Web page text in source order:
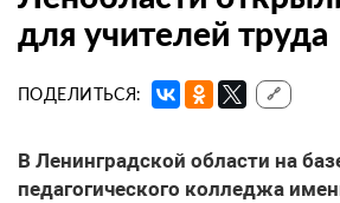
для учителей труда
ПОДЕЛИТЬСЯ: 🔗
В Ленинградской области на
педагогического колледжа